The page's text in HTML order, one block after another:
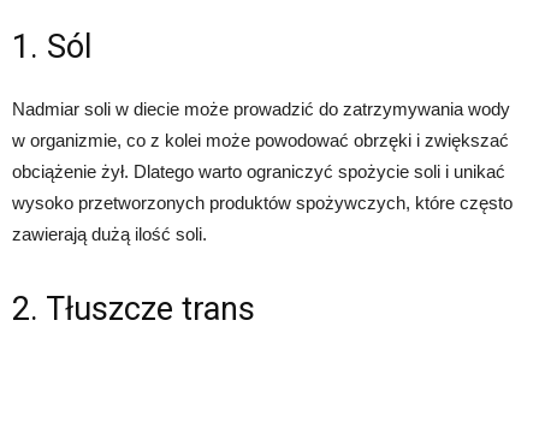
1. Sól
Nadmiar soli w diecie może prowadzić do zatrzymywania wody
w organizmie, co z kolei może powodować obrzęki i zwiększać
obciążenie żył. Dlatego warto ograniczyć spożycie soli i unikać
wysoko przetworzonych produktów spożywczych, które często
zawierają dużą ilość soli.
2. Tłuszcze trans